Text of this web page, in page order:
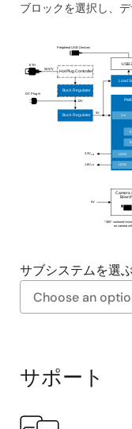
のAI/MLタスク
MCUレベルの消
提供します。
Wi-Fiおよび
は、カメラシス
操作のためのワ
ハイブリッド
デックは、高速
ールにより、
柔軟な電源アー
でのポータブル
ト（PoE）また
ブロックを選択し、
interactive
block
diagram
Hot Plug Controller
Buck Regulator
Buck Regulator
ETH
50-57V
DC Plug In
12V
5V
3.3VLN
1.8VLN
Camera
5V
*360° surround
on camera
Peripheral USB Devices
VIN
LDO2
LDO3
Load
USB
サブシステムを選
Diagram
サポート